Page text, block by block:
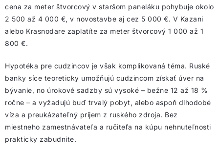
cena za meter štvorcový v staršom paneláku pohybuje okolo
2 500 až 4 000 €, v novostavbe aj cez 5 000 €. V Kazani
alebo Krasnodare zaplatíte za meter štvorcový 1 000 až 1
800 €.
Hypotéka pre cudzincov je však komplikovaná téma. Ruské
banky síce teoreticky umožňujú cudzincom získať úver na
bývanie, no úrokové sadzby sú vysoké – bežne 12 až 18 %
ročne – a vyžadujú buď trvalý pobyt, alebo aspoň dlhodobé
víza a preukázateľný príjem z ruského zdroja. Bez
miestneho zamestnávateľa a ručiteľa na kúpu nehnuteľnosti
prakticky zabudnite.